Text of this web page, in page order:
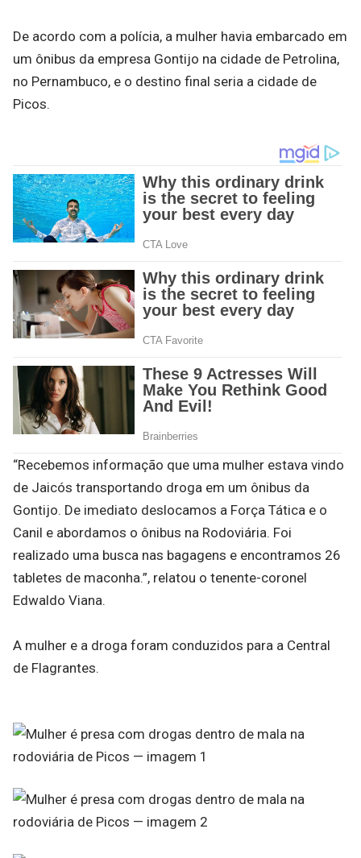
De acordo com a polícia, a mulher havia embarcado em
um ônibus da empresa Gontijo na cidade de Petrolina,
no Pernambuco, e o destino final seria a cidade de
Picos.
“Recebemos informação que uma mulher estava vindo
de Jaicós transportando droga em um ônibus da
Gontijo. De imediato deslocamos a Força Tática e o
Canil e abordamos o ônibus na Rodoviária. Foi
realizado uma busca nas bagagens e encontramos 26
tabletes de maconha.”, relatou o tenente-coronel
Edwaldo Viana.
A mulher e a droga foram conduzidos para a Central
de Flagrantes.